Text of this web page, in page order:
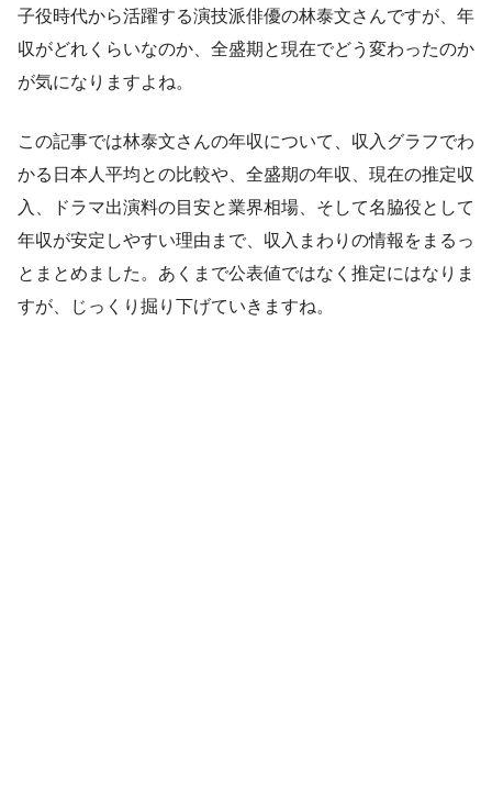
子役時代から活躍する演技派俳優の林泰文さんですが、年
収がどれくらいなのか、全盛期と現在でどう変わったのか
が気になりますよね。
この記事では林泰文さんの年収について、収入グラフでわ
かる日本人平均との比較や、全盛期の年収、現在の推定収
入、ドラマ出演料の目安と業界相場、そして名脇役として
年収が安定しやすい理由まで、収入まわりの情報をまるっ
とまとめました。あくまで公表値ではなく推定にはなりま
すが、じっくり掘り下げていきますね。